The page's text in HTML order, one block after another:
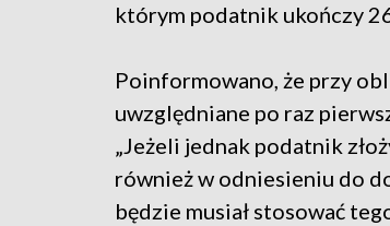
którym podatnik ukończy
Poinformowano, że przy
uwzględniane po raz
„Jeżeli jednak podatnik
również w odniesieniu do
będzie musiał stosować